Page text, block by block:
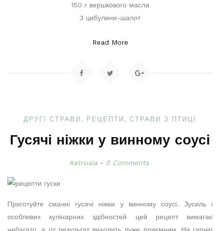
150 г вершкового масла
3 цибулини-шалот
Read More
ДРУГІ СТРАВИ РЕЦЕПТИ СТРАВИ З ПТИЦІ
Гусячі ніжки у винному соусі
Katrusia 0 Comments
Приготуйте смачні гусячі ніжки у винному соусі. Зусиль і
особливих кулінарних здібностей цей рецепт вимагає
небагато, а от результат виходить дуже приємним. На гарнір